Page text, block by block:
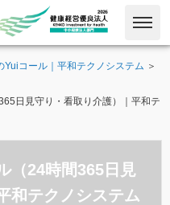
コール｜平和テクノシステム ＞
日見守り・看取り介護）｜平和テ
（24時間365日見
和テクノシステム